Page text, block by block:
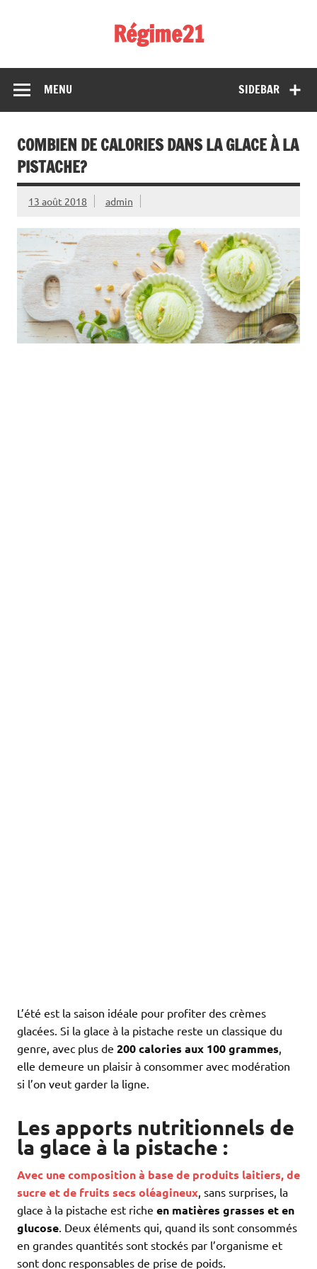
Régime21
SIDEBAR
MENU
COMBIEN DE CALORIES DANS LA GLACE À LA
PISTACHE?
13 août 2018 admin
L’été est la saison idéale pour profiter des crèmes
glacées. Si la glace à la pistache reste un classique du
genre, avec plus de 200 calories aux 100 grammes
elle demeure un plaisir à consommer avec modération
si l’on veut garder la ligne.
Les apports nutritionnels de
la glace à la pistache :
Avec une composition à base de produits laitiers, de
sucre et de fruits secs oléagineux , sans surprises, la
glace à la pistache est riche en matières grasses et en
glucose . Deux éléments qui, quand ils sont consommés
en grandes quantités sont stockés par l’organisme et
sont donc responsables de prise de poids.